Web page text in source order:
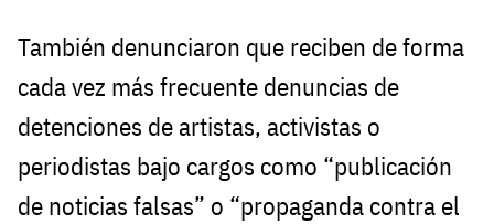
También denunciaron que reciben de forma
cada vez más frecuente denuncias de
detenciones de artistas, activistas o
periodistas bajo cargos como “publicación
de noticias falsas” o “propaganda contra el